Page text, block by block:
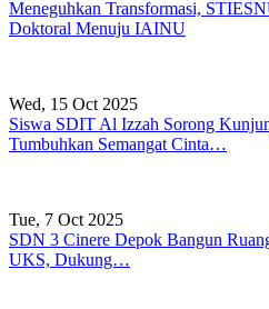
Meneguhkan Transformasi,
Doktoral Menuju IAINU
Wed, 15 Oct 2025
Siswa SDIT Al Izzah Sorong
Tumbuhkan Semangat Cinta…
Tue, 7 Oct 2025
SDN 3 Cinere Depok Bangun
UKS, Dukung…